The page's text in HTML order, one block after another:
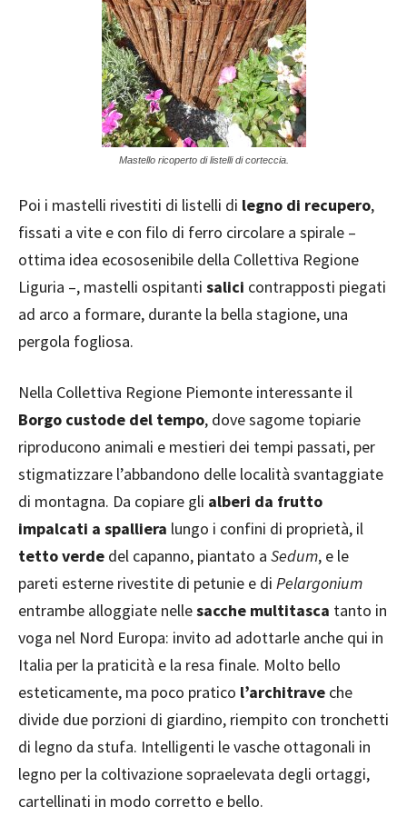
Mastello ricoperto di listelli di corteccia.
Poi i mastelli rivestiti di listelli di legno di recupero,
fissati a vite e con filo di ferro circolare a spirale –
ottima idea ecososenibile della Collettiva Regione
Liguria –, mastelli ospitanti salici contrapposti piegati
ad arco a formare, durante la bella stagione, una
pergola fogliosa.
Nella Collettiva Regione Piemonte interessante il
Borgo custode del tempo, dove sagome topiarie
riproducono animali e mestieri dei tempi passati, per
stigmatizzare l’abbandono delle località svantaggiate
di montagna. Da copiare gli alberi da frutto
impalcati a spalliera lungo i confini di proprietà, il
tetto verde del capanno, piantato a Sedum, e le
pareti esterne rivestite di petunie e di Pelargonium
entrambe alloggiate nellesacche multitasca tanto in
voga nel Nord Europa: invito ad adottarle anche qui in
Italia per la praticità e la resa finale. Molto bello
esteticamente, ma poco pratico l’architrave che
divide due porzioni di giardino, riempito con tronchetti
di legno da stufa. Intelligenti le vasche ottagonali in
legno per la coltivazione sopraelevata degli ortaggi,
cartellinati in modo corretto e bello.